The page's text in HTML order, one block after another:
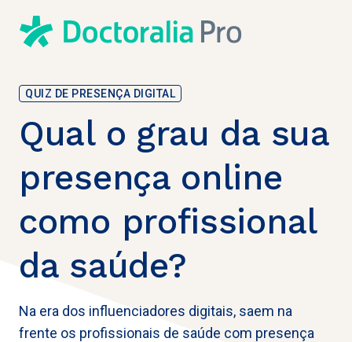
QUIZ DE PRESENÇA DIGITAL
Qual o grau da sua
presença online
como profissional
da saúde?
Na era dos influenciadores digitais, saem na
frente os profissionais de saúde com presença